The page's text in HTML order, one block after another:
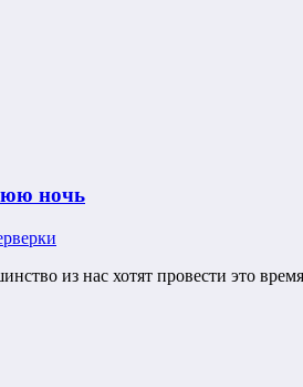
ночь
из нас хотят провести это